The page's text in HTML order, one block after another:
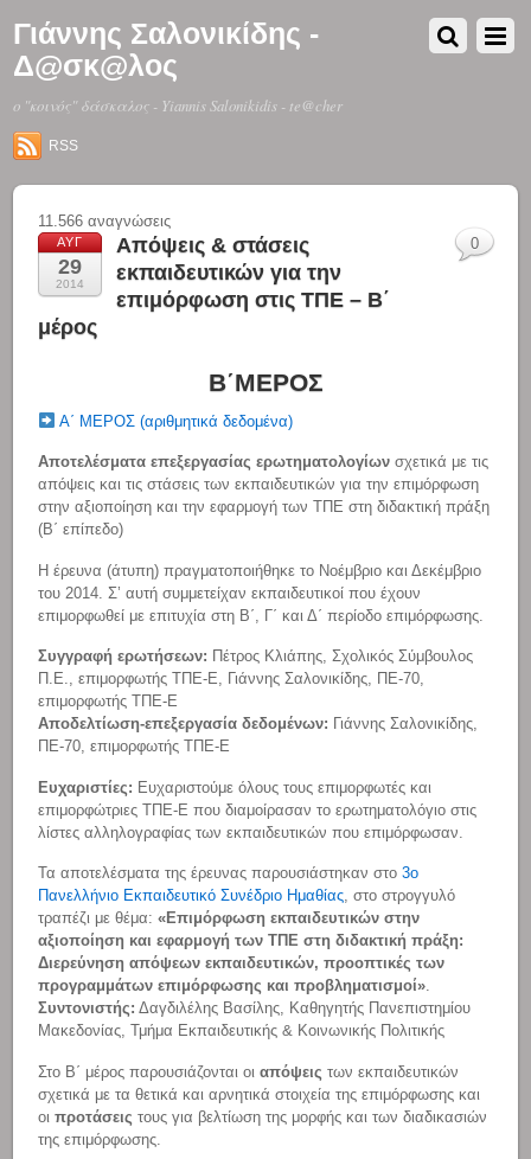
Γιάννης Σαλονικίδης -
Δ@σκ@λος
o "κοινός" δάσκαλος - Yiannis Salonikidis - te@cher
RSS
11.566 αναγνώσεις
ΑΥΓ
29
2014
Απόψεις & στάσεις
εκπαιδευτικών για την
επιμόρφωση στις ΤΠΕ – Β΄
μέρος
Β΄ΜΕΡΟΣ
Α΄ ΜΕΡΟΣ (αριθμητικά δεδομένα)
Αποτελέσματα επεξεργασίας ερωτηματολογίων σχετικά με τις
απόψεις και τις στάσεις των εκπαιδευτικών για την επιμόρφωση
στην αξιοποίηση και την εφαρμογή των ΤΠΕ στη διδακτική πράξη
(Β΄ επίπεδο)
Η έρευνα (άτυπη) πραγματοποιήθηκε το Νοέμβριο και Δεκέμβριο
του 2014. Σ’ αυτή συμμετείχαν εκπαιδευτικοί που έχουν
επιμορφωθεί με επιτυχία στη Β΄, Γ΄ και Δ΄ περίοδο επιμόρφωσης.
Συγγραφή ερωτήσεων: Πέτρος Κλιάπης, Σχολικός Σύμβουλος
Π.Ε., επιμορφωτής ΤΠΕ-Ε, Γιάννης Σαλονικίδης, ΠΕ-70,
επιμορφωτής ΤΠΕ-Ε
Αποδελτίωση-επεξεργασία δεδομένων: Γιάννης Σαλονικίδης,
ΠΕ-70, επιμορφωτής ΤΠΕ-Ε
Ευχαριστίες: Ευχαριστούμε όλους τους επιμορφωτές και
επιμορφώτριες ΤΠΕ-Ε που διαμοίρασαν το ερωτηματολόγιο στις
λίστες αλληλογραφίας των εκπαιδευτικών που επιμόρφωσαν.
Τα αποτελέσματα της έρευνας παρουσιάστηκαν στο3ο
Πανελλήνιο Εκπαιδευτικό Συνέδριο Ημαθίας, στο στρογγυλό
τραπέζι με θέμα:«Επιμόρφωση εκπαιδευτικών στην
αξιοποίηση και εφαρμογή των ΤΠΕ στη διδακτική πράξη:
Διερεύνηση απόψεων εκπαιδευτικών, προοπτικές των
προγραμμάτων επιμόρφωσης και προβληματισμοί».
Συντονιστής: Δαγδιλέλης Βασίλης, Καθηγητής Πανεπιστημίου
Μακεδονίας, Τμήμα Εκπαιδευτικής & Κοινωνικής Πολιτικής
Στο Β΄ μέρος παρουσιάζονται οιαπόψεις των εκπαιδευτικών
σχετικά με τα θετικά και αρνητικά στοιχεία της επιμόρφωσης και
οιπροτάσεις τους για βελτίωση της μορφής και των διαδικασιών
της επιμόρφωσης.
0